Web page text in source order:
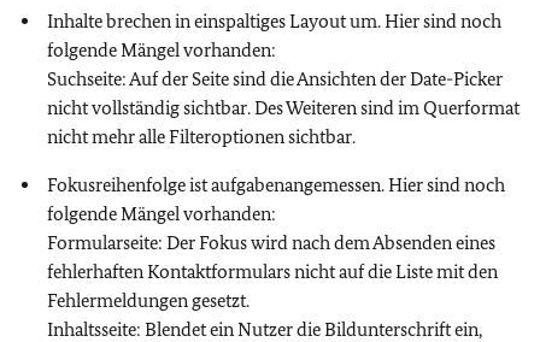
Inhalte brechen in einspaltiges Layout um. Hier sind noch
folgende Mängel vorhanden:
Suchseite: Auf der Seite sind die Ansichten der Date-Picker
nicht vollständig sichtbar. Des Weiteren sind im Querformat
nicht mehr alle Filteroptionen sichtbar.
Fokusreihenfolge ist aufgabenangemessen. Hier sind noch
folgende Mängel vorhanden:
Formularseite: Der Fokus wird nach dem Absenden eines
fehlerhaften Kontaktformulars nicht auf die Liste mit den
Fehlermeldungen gesetzt.
Inhaltsseite: Blendet ein Nutzer die Bildunterschrift ein,